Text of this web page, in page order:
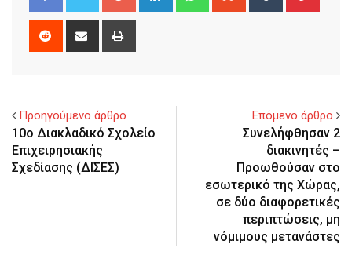
Reddit
Share
Προηγούμενο άρθρο
10ο Διακλαδικό Σχολείο
Επιχειρησιακής
Σχεδίασης (ΔΙΣΕΣ)
Επόμενο άρθρο
Συνελήφθησαν 2
διακινητές –
Προωθούσαν στο
εσωτερικό της Χώρας,
σε δύο διαφορετικές
περιπτώσεις, μη
νόμιμους μετανάστες